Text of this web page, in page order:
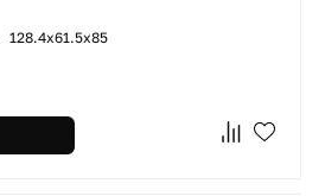
128.4х61.5х85